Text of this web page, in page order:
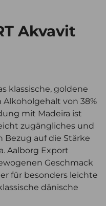
Akvavit
klassische, goldene
von 38%
mit Madeira ist
zugängliches und
Bezug auf die Stärke
Aalborg Export
Geschmack
für besonders leichte
dänische